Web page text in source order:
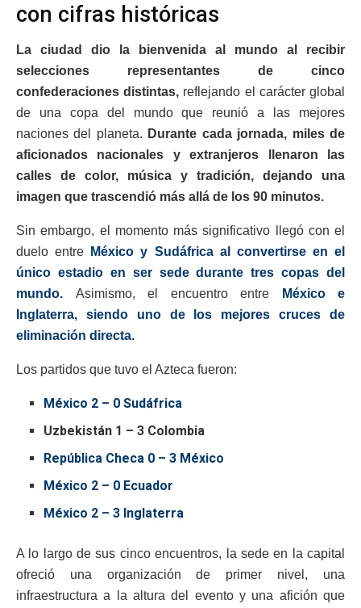
con cifras históricas
La ciudad dio la bienvenida al mundo al recibir
selecciones representantes de cinco
confederaciones distintas, reflejando el carácter global
de una copa del mundo que reunió a las mejores
naciones del planeta. Durante cada jornada, miles de
aficionados nacionales y extranjeros llenaron las
calles de color, música y tradición, dejando una
imagen que trascendió más allá de los 90 minutos.
Sin embargo, el momento más significativo llegó con el
duelo entre
México y Sudáfrica al convertirse en el
único estadio en ser sede durante tres copas del
mundo. Asimismo, el encuentro entre
México e
Inglaterra, siendo uno de los mejores cruces de
eliminación directa.
Los partidos que tuvo el Azteca fueron:
México 2 – 0 Sudáfrica
Uzbekistán 1 – 3 Colombia
República Checa 0 – 3 México
México 2 – 0 Ecuador
México 2 – 3 Inglaterra
A lo largo de sus cinco encuentros, la sede en la capital
ofreció una organización de primer nivel, una
infraestructura a la altura del evento y una afición que